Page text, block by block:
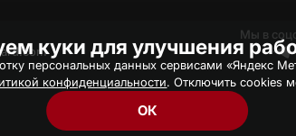
Мы в
куки для улучшения
персональных данных сервисами «Яндекс
конфиденциальности. Отключить cookies
ОК